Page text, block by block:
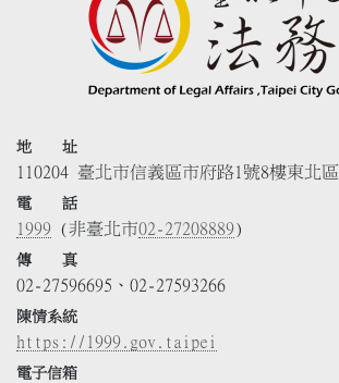
地 址
110204 臺北市信義區市府路1號8樓東北區
電 話
1999 (非臺北市02-27208889)
傳 真
02-27596695、02-27593266
陳情系統
https://1999.gov.taipei
電子信箱